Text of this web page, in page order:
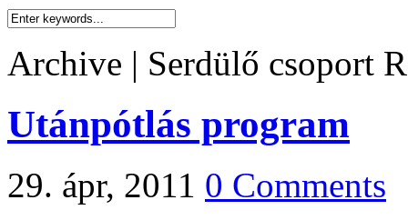
Archive | Serdülő csoport
Utánpótlás program
29. ápr, 2011 0 Comments